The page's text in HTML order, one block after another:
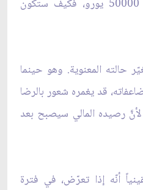
ستوجب له تعويضاً قيمته 50000 يورو، فكيف ستكون
حالته المعنوية. وهو حينما
قد يغمره شعور بالرضا
لأنَّ رصيده المالي سيصبح بعد
أنّه إذا تعرّض، في فترة